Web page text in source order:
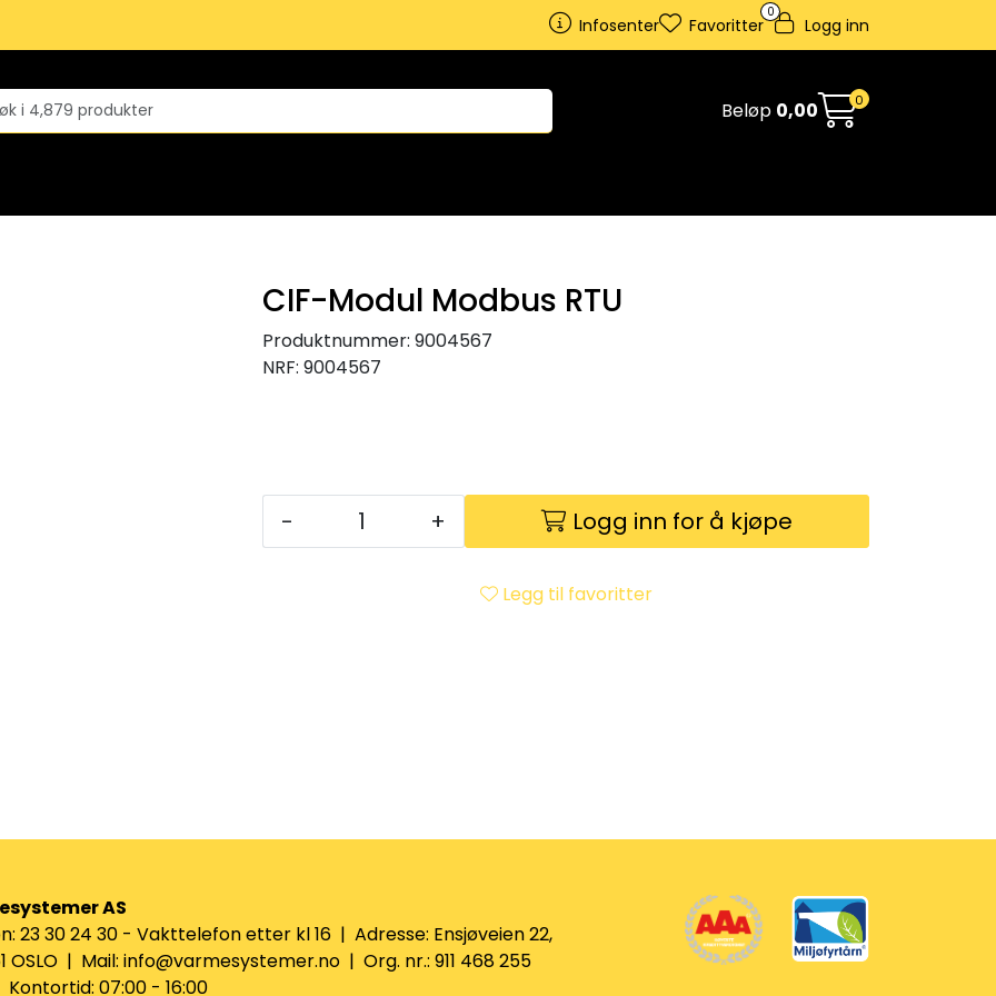
Infosenter
0
Favoritter Logg inn
Beløp 0,00 0
CIF-Modul Modbus RTU
Produktnummer: 9004567
NRF: 9004567
- + Logg inn for å kjøpe
Legg til favoritter
AS
23 30 24 30 - Vakttelefon etter kl 16 | Adresse: Ensjøveien 22,
OSLO | Mail: info@varmesystemer.no | Org. nr.: 911 468 255
07:00 - 16:00